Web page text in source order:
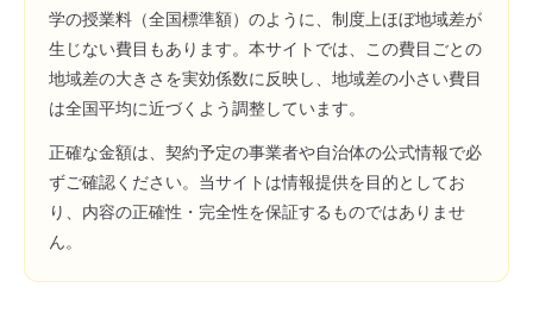
学の授業料（全国標準額）のように、制度上ほぼ地域差が
生じない費目もあります。本サイトでは、この費目ごとの
地域差の大きさを実効係数に反映し、地域差の小さい費目
は全国平均に近づくよう調整しています。
正確な金額は、契約予定の事業者や自治体の公式情報で必
ずご確認ください。当サイトは情報提供を目的としてお
り、内容の正確性・完全性を保証するものではありませ
ん。